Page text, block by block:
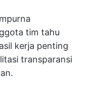
tim tahu
kerja penting
transparansi